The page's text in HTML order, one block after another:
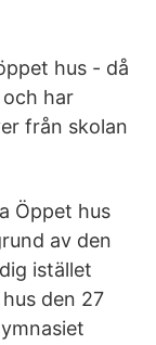
hus - då
har
från skolan
Öppet hus
av den
istället
den 27